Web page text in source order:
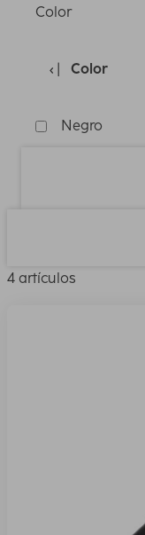
Color
Color
Negro
4 artículos